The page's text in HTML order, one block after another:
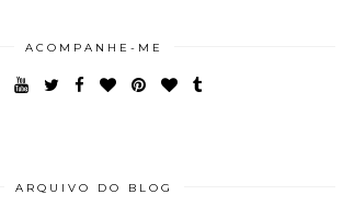
ACOMPANHE-ME
ARQUIVO DO BLOG